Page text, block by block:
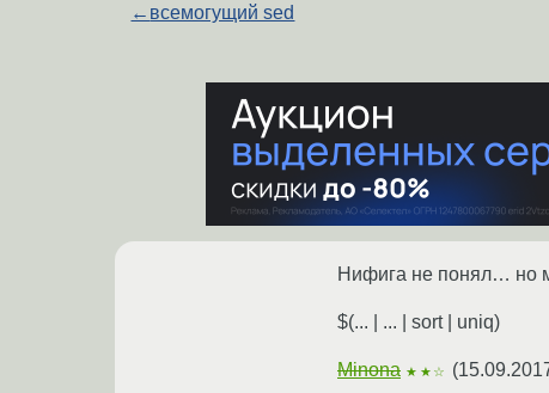
← всемогущий sed
Нифига не понял… но
$(... | ... | sort | uniq)
Minona ★★☆ (